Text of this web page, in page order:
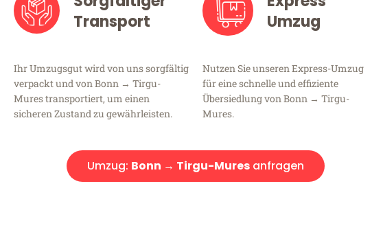
Transport
Ihr Umzugsgut wird von uns sorgfältig
verpackt und von Bonn → Tirgu-
Mures transportiert, um einen
sicheren Zustand zu gewährleisten.
Umzug
Nutzen Sie unseren Express-Umzug
für eine schnelle und effiziente
Übersiedlung von Bonn → Tirgu-
Mures.
Umzug: Bonn → Tirgu-Mures anfragen